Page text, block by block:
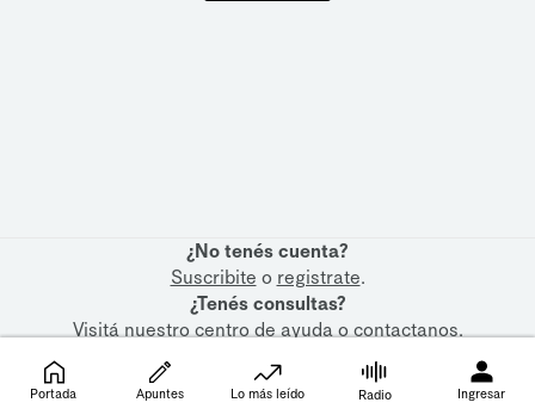
¿No tenés cuenta?
Suscribite o registrate.
¿Tenés consultas?
Visitá nuestrocentro de ayudaocontactanos.
Portada Apuntes Lo más leído Radio Ingresar